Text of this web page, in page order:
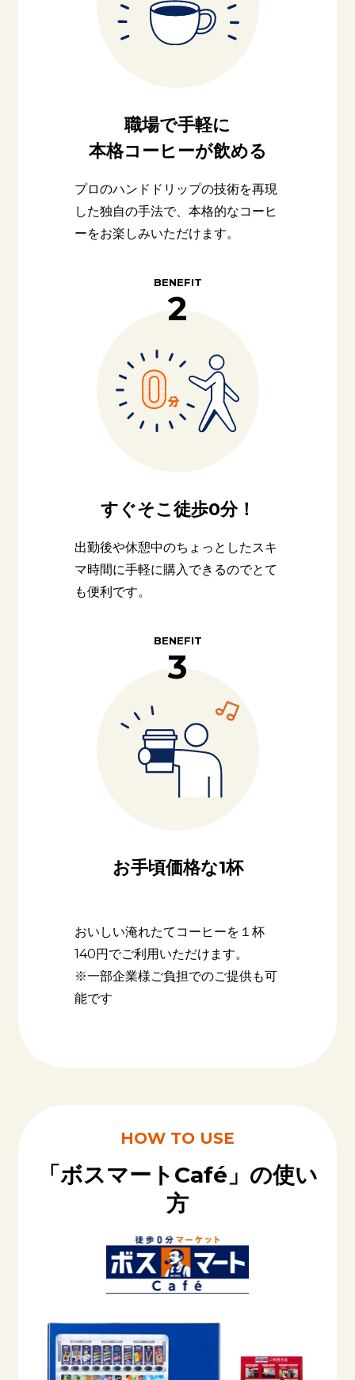
職場で手軽に
本格コーヒーが飲める
プロのハンドドリップの技術を再現
した独自の手法で、本格的なコーヒ
ーをお楽しみいただけます。
BENEFIT
2
すぐそこ徒歩0分！
出勤後や休憩中のちょっとしたスキ
マ時間に手軽に購入できるのでとて
も便利です。
BENEFIT
3
お手頃価格な1杯
おいしい淹れたてコーヒーを１杯
140円でご利用いただけます。
※一部企業様ご負担でのご提供も可
能です
HOW TO USE
「ボスマートCafé」の使い
方